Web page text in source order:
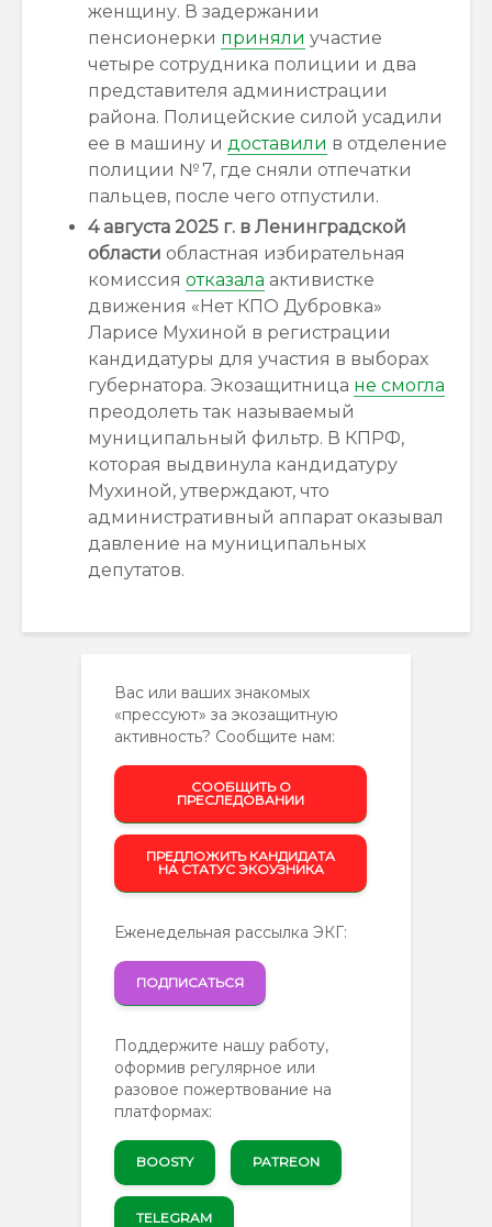
женщину. В задержании
пенсионерки приняли участие
четыре сотрудника полиции и два
представителя администрации
района. Полицейские силой усадили
ее в машину и доставили в отделение
полиции № 7, где сняли отпечатки
пальцев, после чего отпустили.
4 августа 2025 г. в Ленинградской
области областная избирательная
комиссия отказала активистке
движения «Нет КПО Дубровка»
Ларисе Мухиной в регистрации
кандидатуры для участия в выборах
губернатора. Экозащитница не смогла
преодолеть так называемый
муниципальный фильтр. В КПРФ,
которая выдвинула кандидатуру
Мухиной, утверждают, что
административный аппарат оказывал
давление на муниципальных
депутатов.
Вас или ваших знакомых
«прессуют» за экозащитную
активность? Сообщите нам:
СООБЩИТЬ О
ПРЕСЛЕДОВАНИИ
ПРЕДЛОЖИТЬ КАНДИДАТА
НА СТАТУС ЭКОУЗНИКА
Еженедельная рассылка ЭКГ:
ПОДПИСАТЬСЯ
Поддержите нашу работу,
оформив регулярное или
разовое пожертвование на
платформах:
BOOSTY PATREON
TELEGRAM